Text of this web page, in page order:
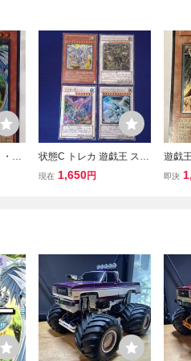
ド
ラ
状態C トレカ 遊戯王 スタ
ーダスト・ドラゴン/バス
現在 1,650円
遊戯
ズ・
即決